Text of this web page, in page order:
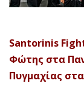
Santorinis
Φώτης στα
Πυγμαχίας